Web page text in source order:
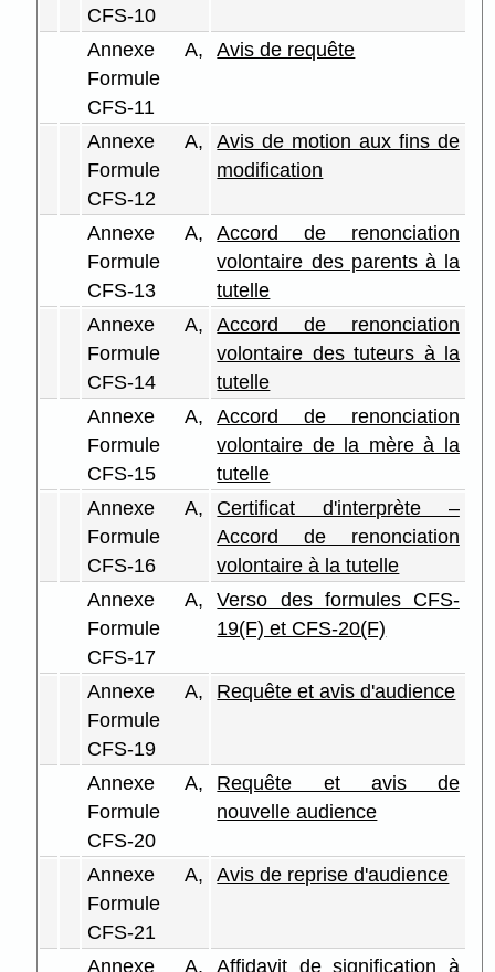
CFS-10
Annexe A,
Formule
CFS-11
Avis de requête
Annexe A,
Formule
CFS-12
Avis de motion aux fins de
modification
Annexe A,
Formule
CFS-13
Accord de renonciation
volontaire des parents à la
tutelle
Annexe A,
Formule
CFS-14
Accord de renonciation
volontaire des tuteurs à la
tutelle
Annexe A,
Formule
CFS-15
Accord de renonciation
volontaire de la mère à la
tutelle
Annexe A,
Formule
CFS-16
Certificat d'interprète –
Accord de renonciation
volontaire à la tutelle
Annexe A,
Formule
CFS-17
Verso des formules CFS-
19(F) et CFS-20(F)
Annexe A,
Formule
CFS-19
Requête et avis d'audience
Annexe A,
Formule
CFS-20
Requête et avis de
nouvelle audience
Annexe A,
Formule
CFS-21
Avis de reprise d'audience
Annexe A,
Affidavit de signification à